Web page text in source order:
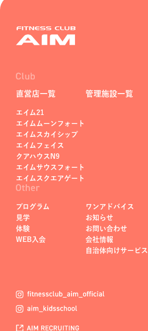
直営店一覧
エイム21
エイムムーンフォート
エイムスカイシップ
エイムフェイス
クアハウスN9
エイムサウスフォート
エイムスクエアゲート
管理施設一覧
プログラム
見学
体験
WEB入会
ワンアドバイス
お知らせ
お問い合わせ
会社情報
自治体向けサービス